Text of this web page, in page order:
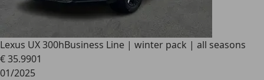
Lexus UX 300hBusiness Line | winter pack | all seasons
€ 35.9901
01/2025